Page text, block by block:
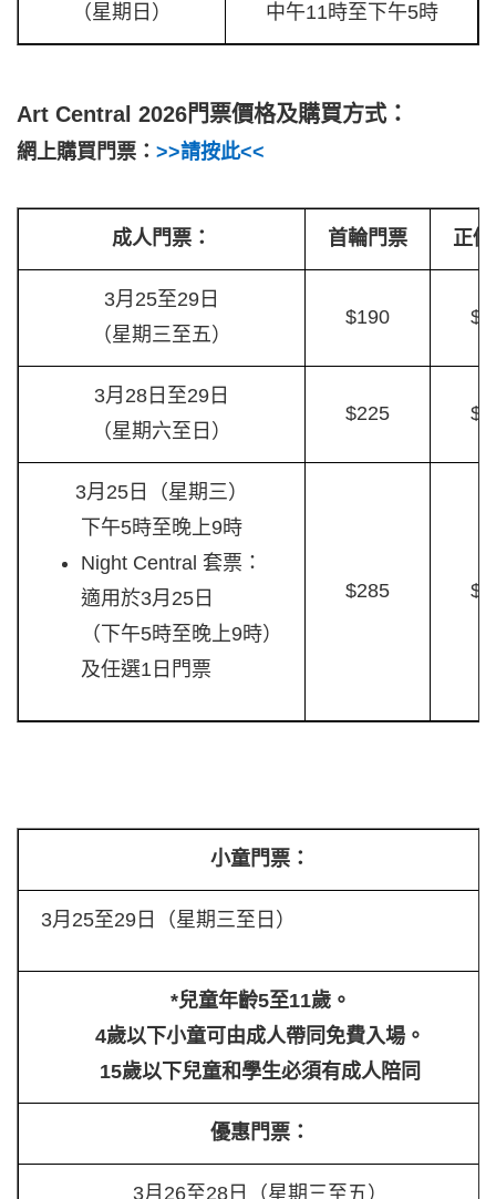
（星期日）
中午11時至下午5時
Art Central 2026門票價格及購買方式：
網上購買門票： >>請按此<<
成人門票： 首輪門票 正
3月25至29日
（星期三至五）
$190
3月28日至29日
（星期六至日）
$225
3月25日（星期三）
下午5時至晚上9時
Night Central 套票：
適用於3月25日
（下午5時至晚上9時）
及任選1日門票
$285
小童門票：
3月25至29日（星期三至日）
*兒童年齡5至11歲。
4歲以下小童可由成人帶同免費入場。
15歲以下兒童和學生必須有成人陪同
優惠門票：
3月26至28日（星期三至五）